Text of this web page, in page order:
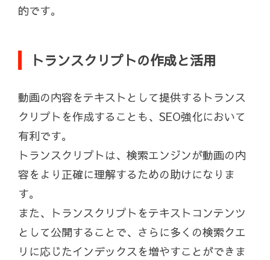
的です。
トランスクリプトの作成と活用
動画の内容をテキストとして提供するトランス
クリプトを作成することも、SEO強化において
有利です。
トランスクリプトは、検索エンジンが動画の内
容をより正確に理解するための助けになりま
す。
また、トランスクリプトをテキストコンテンツ
として公開することで、さらに多くの検索クエ
リに応じたインデックスを増やすことができま